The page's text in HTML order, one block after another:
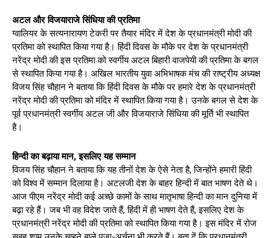
अटल और विजयाराजे सिंधिया की प्रतिमा
ग्वालियर के सत्यनारायण टेकरी पर तैयार मंदिर में देश के प्रधानमंत्री मोदी की
प्रतिमा को स्थापित किया गया है। हिंदी दिवस के मौके पर देश के प्रधानमंत्री
नरेंद्र मोदी की इस प्रतिमा को स्वर्गीय अटल बिहारी वाजपेयी की प्रतिमा के बगल
से स्थापित किया गया है। अखिल भारतीय युवा अभिभाषक मंच की राष्ट्रीय अध्यक्ष
विजय सिंह चौहान ने बताया कि हिंदी दिवस के मौके पर हमारे देश के प्रधानमंत्री
नरेंद्र मोदी की प्रतिमा को मंदिर में स्थापित किया गया है। उनके बगल से देश के
पूर्व प्रधानमंत्री स्वर्गीय अटल जी और विजयाराजे सिंधिया की मूर्ति भी स्थापित
है।
हिन्दी का बढ़ाया मान, इसलिए यह सम्मान
विजय सिंह चौहान ने बताया कि यह तीनों देश के ऐसे नेता है, जिन्होंने हमारी हिंदी
को विश्व में सम्मान दिलाया है। अटलजी देश के बाहर हिन्दी में बात भाषण देते थे।
आज पीएम नरेंद्र मोदी कई अच्छे कामों के साथ मातृभाषा हिन्दी का मान दुनिया में
बढ़ा रहे हैं। जब भी वह विदेश जाते हैं, हिंदी में ही भाषण देते हैं, इसलिए देश के
प्रधानमंत्री नरेंद्र मोदी की प्रतिमा को स्थापित किया गया है। इस मंदिर में रोज